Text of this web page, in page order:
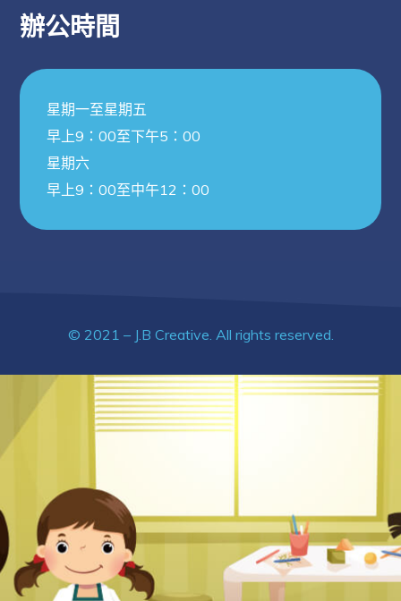
辦公時間
星期一至星期五
早上9：00至下午5：00
星期六
早上9：00至中午12：00
© 2021 – J.B Creative. All rights reserved.